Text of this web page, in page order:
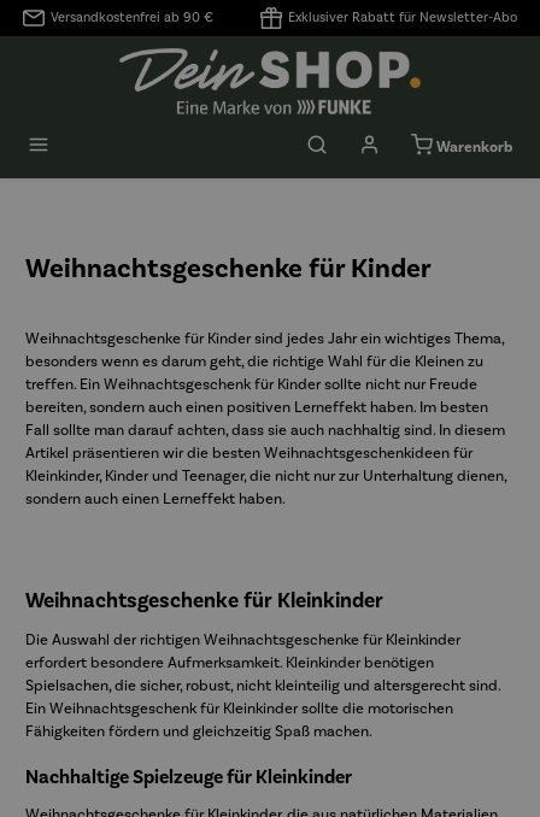
springen
Versandkostenfrei ab 90 € Exklusiver Rabatt für Newsletter-Abo
Warenkorb
Weihnachtsgeschenke für Kinder
Weihnachtsgeschenke für Kinder sind jedes Jahr ein wichtiges Thema,
besonders wenn es darum geht, die richtige Wahl für die Kleinen zu
treffen. Ein Weihnachtsgeschenk für Kinder sollte nicht nur Freude
bereiten, sondern auch einen positiven Lerneffekt haben. Im besten
Fall sollte man darauf achten, dass sie auch nachhaltig sind. In diesem
Artikel präsentieren wir die besten Weihnachtsgeschenkideen für
Kleinkinder, Kinder und Teenager, die nicht nur zur Unterhaltung dienen,
sondern auch einen Lerneffekt haben.
Weihnachtsgeschenke für Kleinkinder
Die Auswahl der richtigen Weihnachtsgeschenke für Kleinkinder
erfordert besondere Aufmerksamkeit. Kleinkinder benötigen
Spielsachen, die sicher, robust, nicht kleinteilig und altersgerecht sind.
Ein Weihnachtsgeschenk für Kleinkinder sollte die motorischen
Fähigkeiten fördern und gleichzeitig Spaß machen.
Nachhaltige Spielzeuge für Kleinkinder